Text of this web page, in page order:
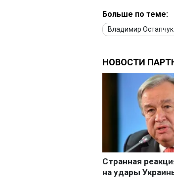
Больше по теме:
Владимир Остапчук